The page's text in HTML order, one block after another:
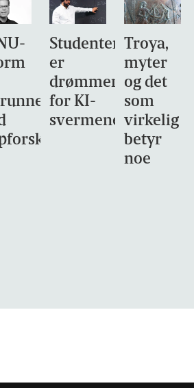
Studentene
er
drømmemålet
for KI-
svermene
Troya,
myter
og det
som
virkelig
betyr
noe